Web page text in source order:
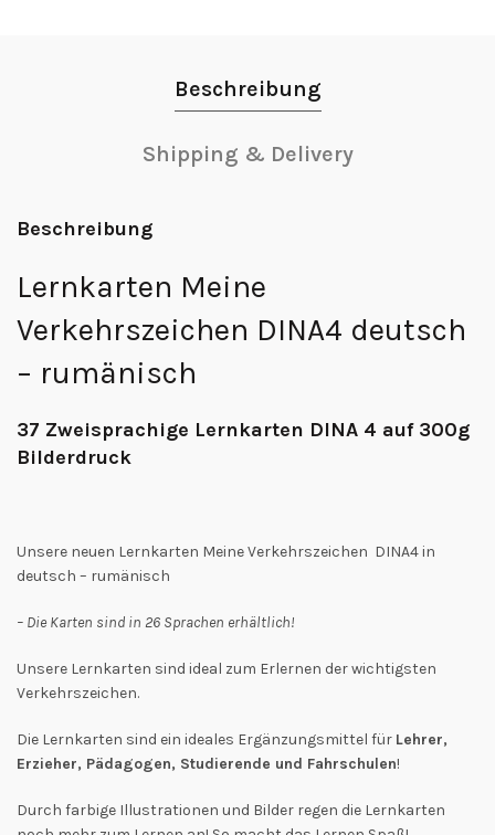
Beschreibung
Shipping & Delivery
Beschreibung
Lernkarten Meine
Verkehrszeichen DINA4 deutsch
– rumänisch
37 Zweisprachige Lernkarten DINA 4 auf 300g
Bilderdruck
Unsere neuen Lernkarten Meine Verkehrszeichen DINA4 in
deutsch – rumänisch
– Die Karten sind in 26 Sprachen erhältlich!
Unsere Lernkarten sind ideal zum Erlernen der wichtigsten
Verkehrszeichen.
Die Lernkarten sind ein ideales Ergänzungsmittel für Lehrer,
Erzieher, Pädagogen, Studierende und Fahrschulen!
Durch farbige Illustrationen und Bilder regen die Lernkarten